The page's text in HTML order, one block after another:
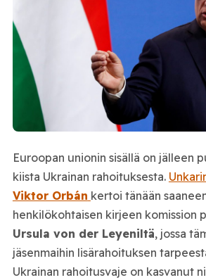
Euroopan unionin sisällä on jälleen
kiista Ukrainan rahoituksesta.
Viktor Orbán kertoi tänään
henkilökohtaisen kirjeen komission
Ursula von der Leyeniltä, jossa
jäsenmaihin lisärahoituksen
Ukrainan rahoitusvaje on kasvanut